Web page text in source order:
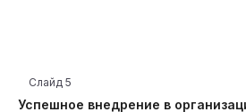
Успешное внедрение в
Слайд 5